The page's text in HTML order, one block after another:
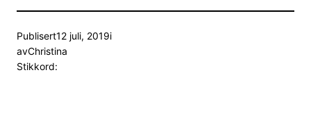
Publisert12 juli, 2019i
avChristina
Stikkord: